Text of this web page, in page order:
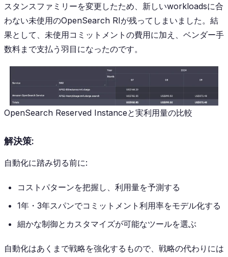
スタンスファミリーを変更したため、新しいworkloadsに合
わない未使用のOpenSearch RIが残ってしまいました。結
果として、未使用コミットメントの費用に加え、ベンダー手
数料まで支払う羽目になったのです。
OpenSearch Reserved Instanceと実利用量の比較
解決策:
自動化に踏み切る前に:
コストパターンを把握し、利用量を予測する
1年・3年スパンでコミットメント利用率をモデル化する
細かな制御とカスタマイズが可能なツールを選ぶ
自動化はあくまで戦略を強化するもので、戦略の代わりには